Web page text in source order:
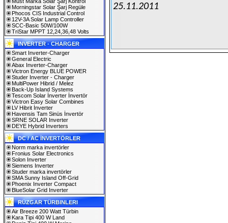
Morningstar Solar Şarj Regüle
Phocos CIS Industrial Control
12V-3A Solar Lamp Controller
SCC-Basic 50W/100W
TriStar MPPT 12,24,36,48 Volts
INVERTER - CHARGER
Smart Inverter-Charger
General Electric
Abax Inverter-Charger
Victron Energy BLUE POWER
Studer Inverter - Charger
MultiPower Hibrid / Melez
Back-Up Island Systems
Tescom Solar İnverter İnvertör
Victron Easy Solar Combines
LV Hibrit İnverter
Havensis Tam Sinüs İnvertör
SRNE SOLAR Inverter
DEYE Hybrid Inverters
DC / AC İNVERTÖRLER
Norm marka invertörler
Fronius Solar Electronics
Solon Inverter
Siemens Inverter
Studer marka invertörler
SMA Sunny Island Off-Grid
Phoenix Inverter Compact
BlueSolar Grid Inverter
RÜZGAR TÜRBINLERI
Air Breeze 200 Watt Türbin
Kara Tipi 400 W Land
25.11.2011